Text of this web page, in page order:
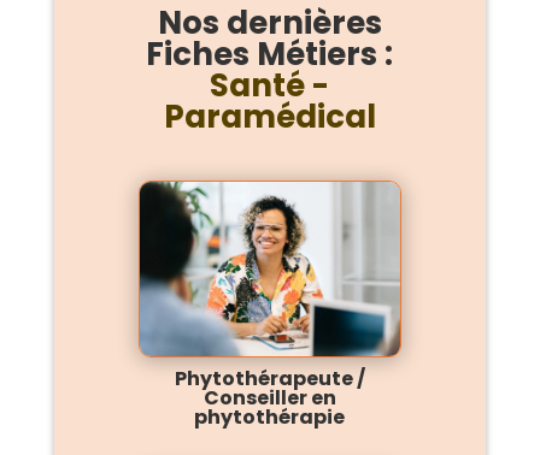
Nos dernières
Fiches Métiers :
Santé -
Paramédical
Phytothérapeute /
Conseiller en
phytothérapie